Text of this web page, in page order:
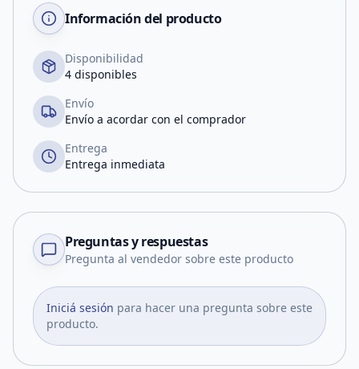
Información del producto
Disponibilidad
4 disponibles
Envío
Envío a acordar con el comprador
Entrega
Entrega inmediata
Preguntas y respuestas
Pregunta al vendedor sobre este producto
Iniciá sesión para hacer una pregunta sobre este
producto.